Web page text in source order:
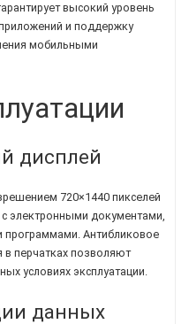
высокий уровень
и поддержку
мобильными
дисплей
720×1440 пикселей
электронными документами,
программами. Антибликовое
перчатках позволяют
условиях эксплуатации.
данных